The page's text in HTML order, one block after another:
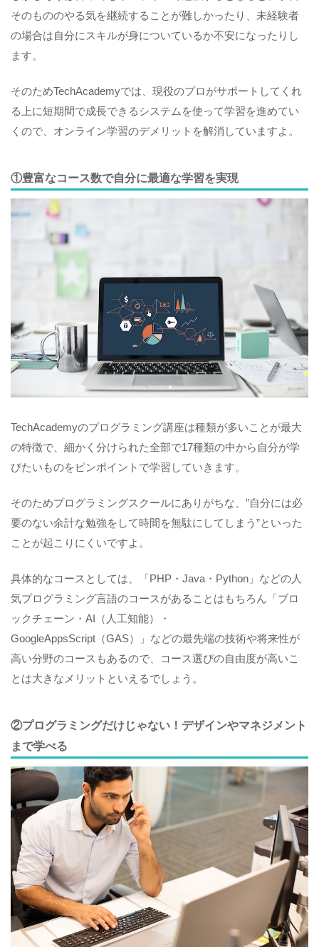
そのもののやる気を継続することが難しかったり、未経験者
の場合は自分にスキルが身についているか不安になったりし
ます。
そのためTechAcademyでは、現役のプロがサポートしてくれ
る上に短期間で成長できるシステムを使って学習を進めてい
くので、オンライン学習のデメリットを解消していますよ。
①豊富なコース数で自分に最適な学習を実現
TechAcademyのプログラミング講座は種類が多いことが最大
の特徴で、細かく分けられた全部で17種類の中から自分が学
びたいものをピンポイントで学習していきます。
そのためプログラミングスクールにありがちな、”自分には必
要のない余計な勉強をして時間を無駄にしてしまう”といった
ことが起こりにくいですよ。
具体的なコースとしては、「PHP・Java・Python」などの人
気プログラミング言語のコースがあることはもちろん「ブロ
ックチェーン・AI（人工知能）・
GoogleAppsScript（GAS）」などの最先端の技術や将来性が
高い分野のコースもあるので、コース選びの自由度が高いこ
とは大きなメリットといえるでしょう。
②プログラミングだけじゃない！デザインやマネジメント
まで学べる